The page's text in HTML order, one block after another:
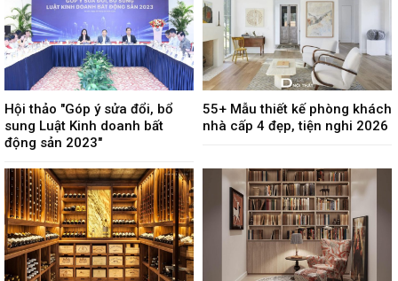
Hội thảo "Góp ý sửa đổi, bổ
sung Luật Kinh doanh bất
động sản 2023"
55+ Mẫu thiết kế phòng khách
nhà cấp 4 đẹp, tiện nghi 2026